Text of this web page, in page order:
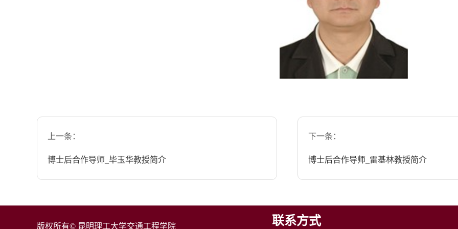
上一条：
博士后合作导师_毕玉华教授简介
下一条：
博士后合作导师_雷基林教授简介
版权所有© 昆明理工大学交通工程学院 联系方式